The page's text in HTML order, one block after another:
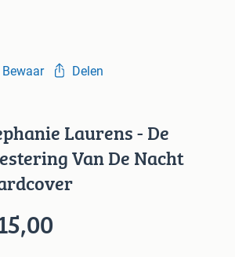
Bewaar Delen
Laurens - De
Van De Nacht